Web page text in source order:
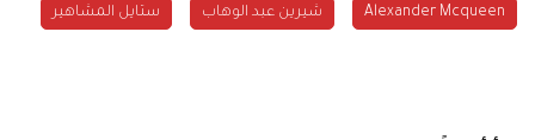
Alexander Mcqueen شيرين عبد الوهاب ستايل المشاهير